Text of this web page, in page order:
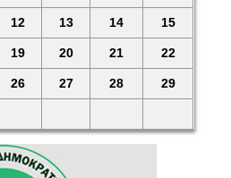
12 13 14 15
19 20 21 22
26 27 28 29